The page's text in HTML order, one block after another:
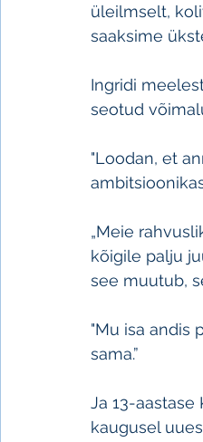
üleilmselt,
saaksime
Ingridi
seotud
"Loodan, et
„Meie
kõigile palju
see muutub,
"Mu isa andis
sama.”
Ja 13-aastase
kaugusel